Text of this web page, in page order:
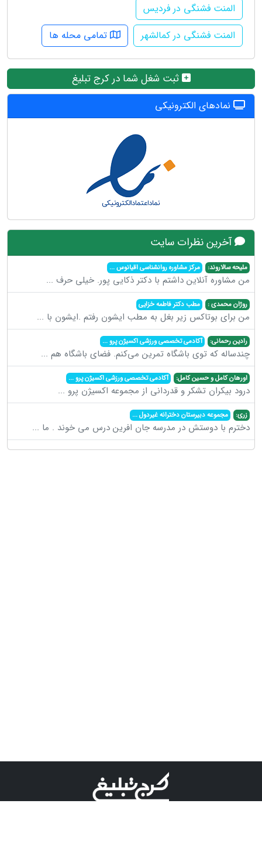
المنت فشنگی در فردیس
المنت فشنگی در کمالشهر
تمامی محله ها
ثبت شغل شما در کرج تبلیغ
نمادهای الکترونیکی
آخرین نظرات سایت
ملیحه سالاروند: مرکز مشاوره روانشناسی اقیانوس...
من مشاوره آنلاین داشتم با دکتر ذکایی پور. خیلی حرف ...
روژان محمدی : مطب دکتر فاطمه خزایی
من برای بوتاکس زیر بغل به مطب ایشون رفتم .ایشون با ...
رادین رحمانی: آکادمی تخصصی ورزشی اکسیژن پرو...
چندساله که توی باشگاه تمرین می‌کنم. فضای باشگاه هم ...
اورهان کامل و حسین کامل: آکادمی تخصصی ورزشی اکسیژن پرو...
درود بیکران تشکر و قدردانی از مجموعه اکسیژن پرو ...
زری: مجموعه دبیرستان دخترانه غیردول...
دخترم با دوستش در مدرسه جان افرین درس می خوند . ما ...